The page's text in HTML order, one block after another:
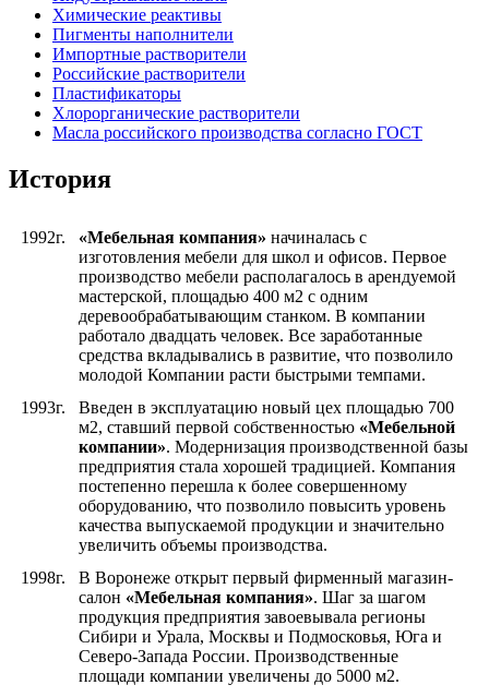
Химические реактивы
Пигменты наполнители
Импортные растворители
Российские растворители
Пластификаторы
Хлорорганические растворители
Масла российского производства согласно ГОСТ
История
1992г. «Мебельная компания» начиналась с
изготовления мебели для школ и офисов. Первое
производство мебели располагалось в арендуемой
мастерской, площадью 400 м2 с одним
деревообрабатывающим станком. В компании
работало двадцать человек. Все заработанные
средства вкладывались в развитие, что позволило
молодой Компании расти быстрыми темпами.
1993г.
Введен в эксплуатацию новый цех площадью 700
м2, ставший первой собственностью «Мебельной
компании». Модернизация производственной базы
предприятия стала хорошей традицией. Компания
постепенно перешла к более совершенному
оборудованию, что позволило повысить уровень
качества выпускаемой продукции и значительно
увеличить объемы производства.
1998г.
В Воронеже открыт первый фирменный магазин-
салон «Мебельная компания». Шаг за шагом
продукция предприятия завоевывала регионы
Сибири и Урала, Москвы и Подмосковья, Юга и
Северо-Запада России. Производственные
площади компании увеличены до 5000 м2.